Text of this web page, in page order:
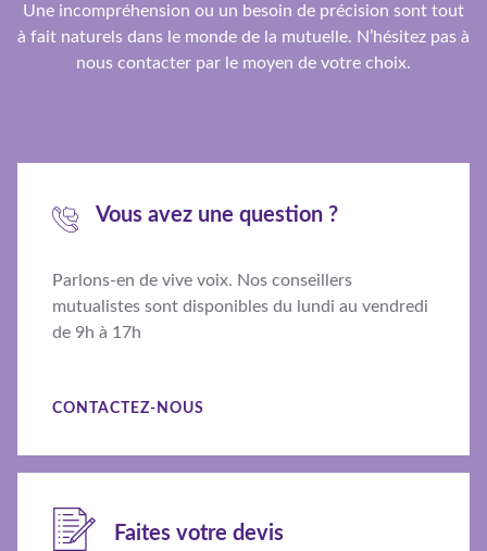
Une incompréhension ou un besoin de précision sont tout
à fait naturels dans le monde de la mutuelle. N’hésitez pas à
nous contacter par le moyen de votre choix.
Vous avez une question ?
Parlons-en de vive voix. Nos conseillers
mutualistes sont disponibles du lundi au vendredi
de 9h à 17h
CONTACTEZ-NOUS
Faites votre devis